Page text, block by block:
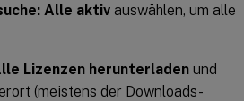
Alle aktiv auswählen, um alle
Lizenzen herunterladen und
(meistens der Downloads-